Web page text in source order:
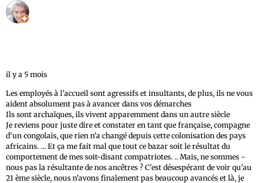
il y a 5 mois
Les employés à l'accueil sont agressifs et insultants, de plus, ils ne vous
aident absolument pas à avancer dans vos démarches
Ils sont archaïques, ils vivent apparemment dans un autre siècle
Je reviens pour juste dire et constater en tant que française, compagne
d'un congolais, que rien n'a changé depuis cette colonisation des pays
africains. ... Et ça me fait mal que tout ce bazar soit le résultat du
comportement de mes soit-disant compatriotes. .. Mais, ne sommes -
nous pas la résultante de nos ancêtres ? C'est désespérant de voir qu'au
21 ème siècle, nous n'avons finalement pas beaucoup avancés et là, je